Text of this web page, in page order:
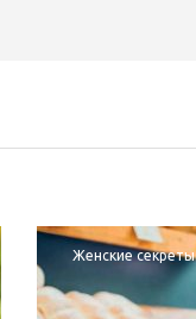
Женские секреты